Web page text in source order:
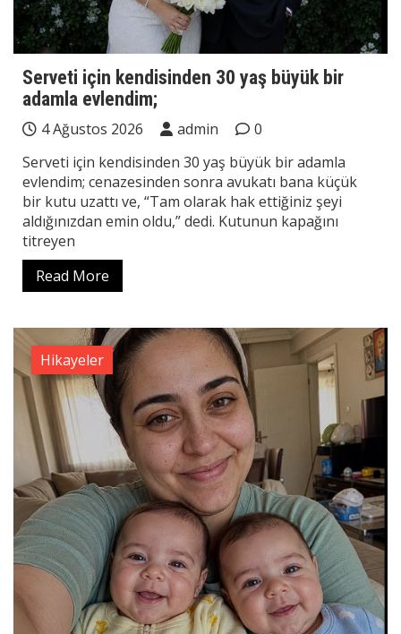
Serveti için kendisinden 30 yaş büyük bir
adamla evlendim;
4 Ağustos 2026 admin
0
Serveti için kendisinden 30 yaş büyük bir adamla
evlendim; cenazesinden sonra avukatı bana küçük
bir kutu uzattı ve, “Tam olarak hak ettiğiniz şeyi
aldığınızdan emin oldu,” dedi. Kutunun kapağını
titreyen
Read More
Hikayeler